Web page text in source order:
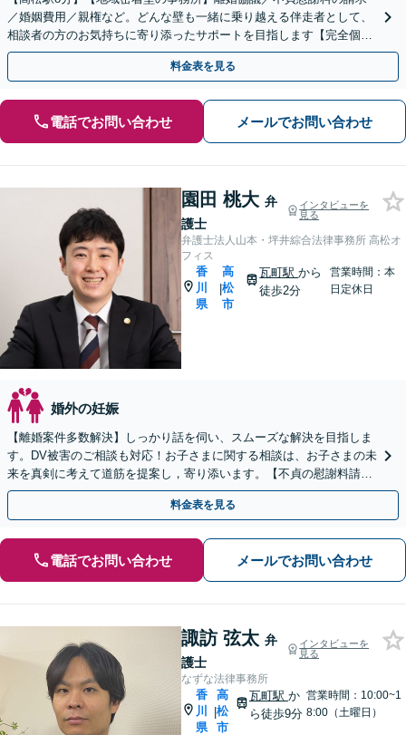
／婚姻費用／親権など。どんな壁も一緒に乗り越える伴走者として、
相談者の方のお気持ちに寄り添ったサポートを目指します【完全個室
でのご相談】
料金表を見る
電話でお問い合わせ メールでお問い合わせ
園田 桃大 弁
護士
インタビューを
見る
弁護士法人山本・坪井綜合法律事務所 高松オ
フィス
香
川
県
|
高
松
市
瓦町駅から
徒歩2分
営業時間：本
日定休日
婚外の妊娠
【離婚案件多数解決】しっかり話を伺い、スムーズな解決を目指しま
す。DV被害のご相談も対応！お子さまに関する相談は、お子さまの未
来を真剣に考えて道筋を提案し，寄り添います。【不貞の慰謝料請
求】相手の動きを予測しながら最善の解決を模索します。
料金表を見る
電話でお問い合わせ メールでお問い合わせ
諏訪 弦太 弁
護士
インタビューを
見る
なずな法律事務所
香
川
県
|
高
松
市
瓦町駅 か
ら徒歩9分
営業時間：10:00~1
8:00（土曜日）